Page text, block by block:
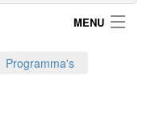
MENU
Programma's